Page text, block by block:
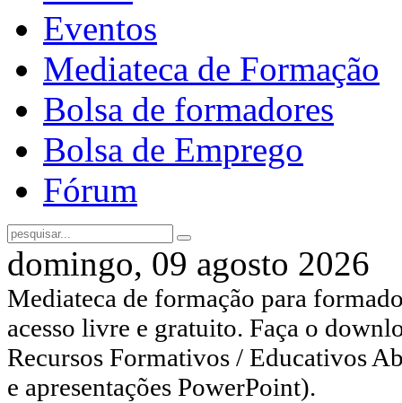
Eventos
Mediateca de Formação
Bolsa de formadores
Bolsa de Emprego
Fórum
domingo, 09 agosto 2026
Mediateca de formação para
acesso livre e gratuito. Faça o
Recursos Formativos / Educativos
e apresentações PowerPoint).